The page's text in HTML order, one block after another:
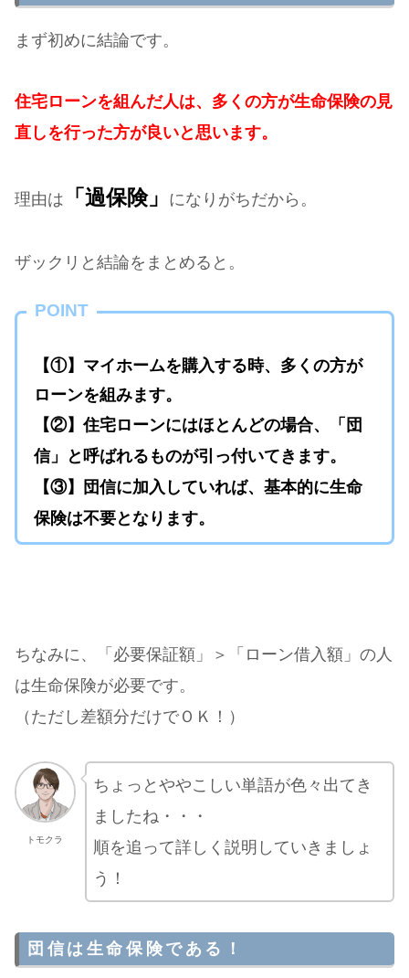
まず初めに結論です。
住宅ローンを組んだ人は、多くの方が生命保険の見
直しを行った方が良いと思います。
理由は 「過保険」 になりがちだから。
ザックリと結論をまとめると。
POINT
【①】マイホームを購入する時、多くの方が
ローンを組みます。
【②】住宅ローンにはほとんどの場合、「団
信」と呼ばれるものが引っ付いてきます。
【③】団信に加入していれば、基本的に生命
保険は不要となります。
ちなみに、「必要保証額」＞「ローン借入額」の人
は生命保険が必要です。
（ただし差額分だけでＯＫ！）
トモクラ
ちょっとややこしい単語が色々出てき
ましたね・・・
順を追って詳しく説明していきましょ
う！
団信は生命保険である！